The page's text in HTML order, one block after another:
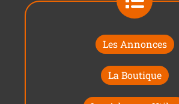
Les Annonces
La Boutique